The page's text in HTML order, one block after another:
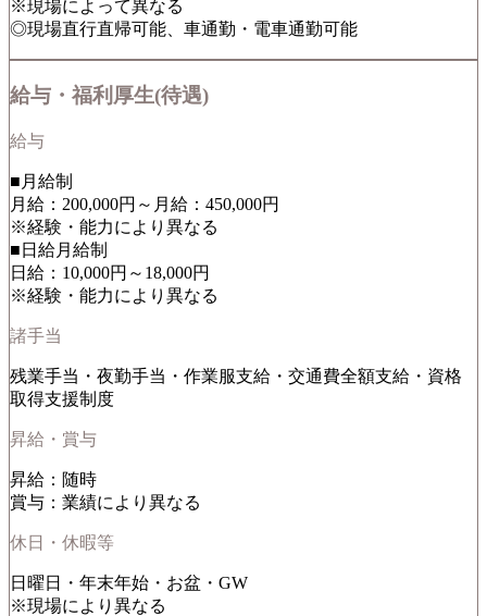
※現場によって異なる
◎現場直行直帰可能、車通勤・電車通勤可能
給与・福利厚生(待遇)
給与
■月給制
月給：200,000円～月給：450,000円
※経験・能力により異なる
■日給月給制
日給：10,000円～18,000円
※経験・能力により異なる
諸手当
残業手当・夜勤手当・作業服支給・交通費全額支給・資格
取得支援制度
昇給・賞与
昇給：随時
賞与：業績により異なる
休日・休暇等
日曜日・年末年始・お盆・GW
※現場により異なる